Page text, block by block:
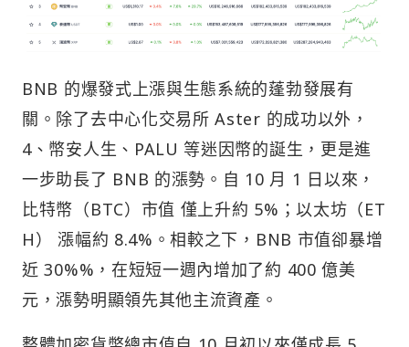
BNB 的爆發式上漲與生態系統的蓬勃發展有
關。除了去中心化交易所 Aster 的成功以外，
4、幣安人生、PALU 等迷因幣的誕生，更是進
一步助長了 BNB 的漲勢。自 10 月 1 日以來，
比特幣（BTC）市值 僅上升約 5%；以太坊（ET
H） 漲幅約 8.4%。相較之下，BNB 市值卻暴增
近 30%%，在短短一週內增加了約 400 億美
元，漲勢明顯領先其他主流資產。